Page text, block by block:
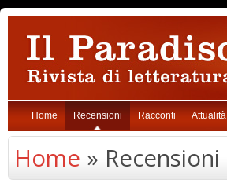
Home Recensioni Racconti Attualità
Home » Recensioni